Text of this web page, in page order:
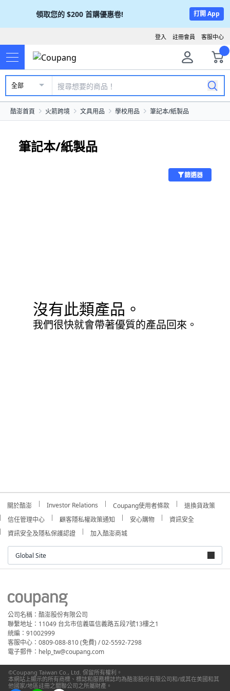
領取您的 $200 首購優惠卷! 打開 App
客服中心
註冊會員
登入
全部
酷澎首頁 火箭跨境 文具用品 學校用品 筆記本/紙製品
筆記本/紙製品
篩選器
沒有此類產品。
我們很快就會帶著優質的產品回來。
關於酷澎 Investor Relations Coupang使用者條款
退換貨政策
信任管理中心
顧客隱私權政策通知 安心購物
資訊安全
資訊安全及隱私保護認證
加入酷澎商城
Global Site
公司名稱：酷澎股份有限公司
聯繫地址：11049 台北市信義區信義路五段7號13樓之1
統編：91002999
客服中心：0809-088-810 (免費) / 02-5592-7298
電子郵件：help_tw@coupang.com
©Coupang Taiwan Co., Ltd. 保留所有權利。
本網站上顯示的所有商標、標誌和服務標誌均為酷澎股份有限公司和/或其在美國和其
他國家/地區註冊之關聯公司之所屬財產。